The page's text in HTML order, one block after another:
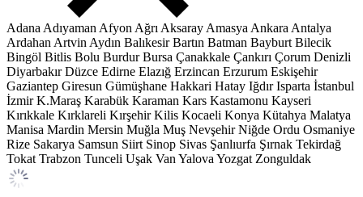
Adana Adıyaman Afyon Ağrı Aksaray Amasya Ankara Antalya
Ardahan Artvin Aydın Balıkesir Bartın Batman Bayburt Bilecik
Bingöl Bitlis Bolu Burdur Bursa Çanakkale Çankırı Çorum Denizli
Diyarbakır Düzce Edirne Elazığ Erzincan Erzurum Eskişehir
Gaziantep Giresun Gümüşhane Hakkari Hatay Iğdır Isparta İstanbul
İzmir K.Maraş Karabük Karaman Kars Kastamonu Kayseri
Kırıkkale Kırklareli Kırşehir Kilis Kocaeli Konya Kütahya Malatya
Manisa Mardin Mersin Muğla Muş Nevşehir Niğde Ordu Osmaniye
Rize Sakarya Samsun Siirt Sinop Sivas Şanlıurfa Şırnak Tekirdağ
Tokat Trabzon Tunceli Uşak Van Yalova Yozgat Zonguldak